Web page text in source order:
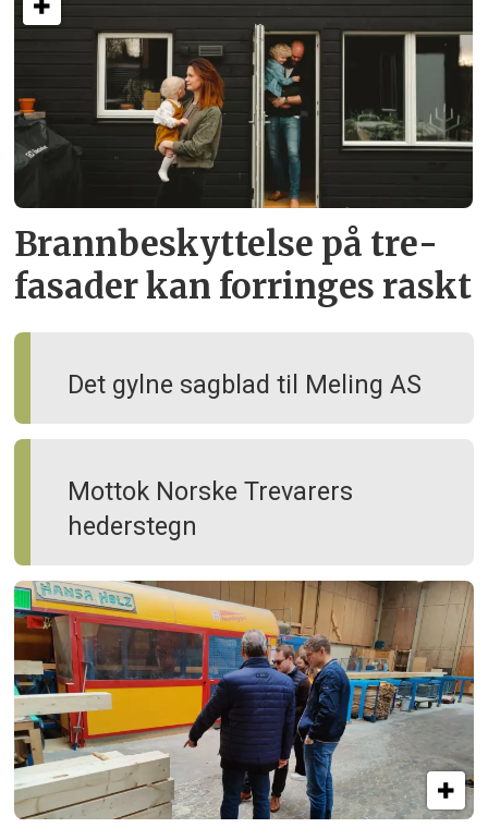
Brann­beskyttelse på tre­
fasader kan forringes raskt
Det gylne sagblad til Meling AS
Mottok Norske Trevarers
hederstegn